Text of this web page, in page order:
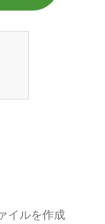
イルを作成